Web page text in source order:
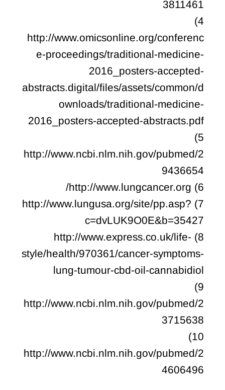
3811461
4)
http://www.omicsonline.org/conferenc
e-proceedings/traditional-medicine-
2016_posters-accepted-
abstracts.digital/files/assets/common/d
ownloads/traditional-medicine-
2016_posters-accepted-abstracts.pdf
5)
http://www.ncbi.nlm.nih.gov/pubmed/2
9436654
6) http://www.lungcancer.org/
7) http://www.lungusa.org/site/pp.asp?
c=dvLUK9O0E&b=35427
8) http://www.express.co.uk/life-
style/health/970361/cancer-symptoms-
lung-tumour-cbd-oil-cannabidiol
9)
http://www.ncbi.nlm.nih.gov/pubmed/2
3715638
10)
http://www.ncbi.nlm.nih.gov/pubmed/2
4606496